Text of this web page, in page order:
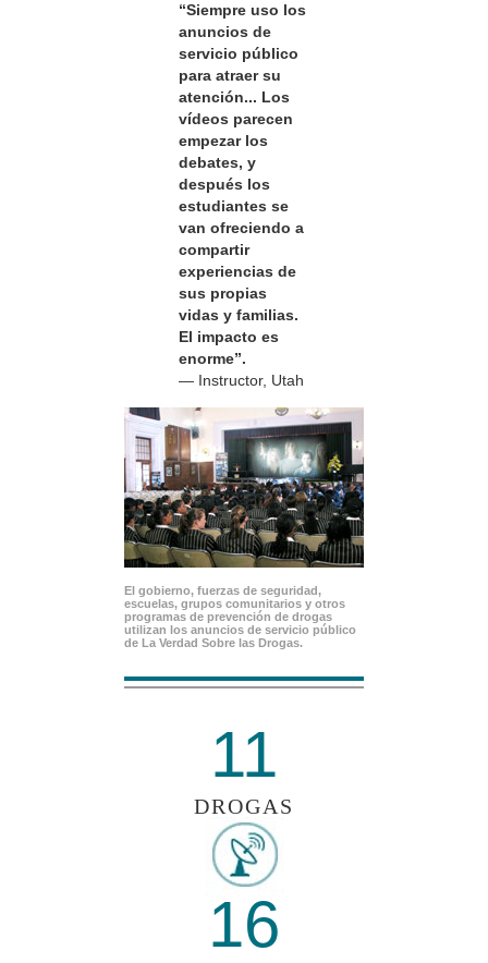
“Siempre uso los
anuncios de
servicio público
para atraer su
atención... Los
vídeos parecen
empezar los
debates, y
después los
estudiantes se
van ofreciendo a
compartir
experiencias de
sus propias
vidas y familias.
El impacto es
enorme”.
— Instructor, Utah
El gobierno, fuerzas de seguridad,
escuelas, grupos comunitarios y otros
programas de prevención de drogas
utilizan los anuncios de servicio público
de La Verdad Sobre las Drogas.
11
DROGAS
16